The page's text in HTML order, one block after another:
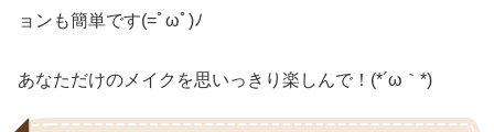
ョンも簡単です(=ﾟωﾟ)ﾉ
あなただけのメイクを思いっきり楽しんで！(*´ω｀*)